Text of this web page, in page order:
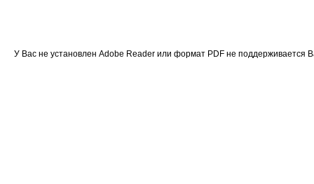
У Вас не установлен Adobe Reader или формат PDF не поддерживается